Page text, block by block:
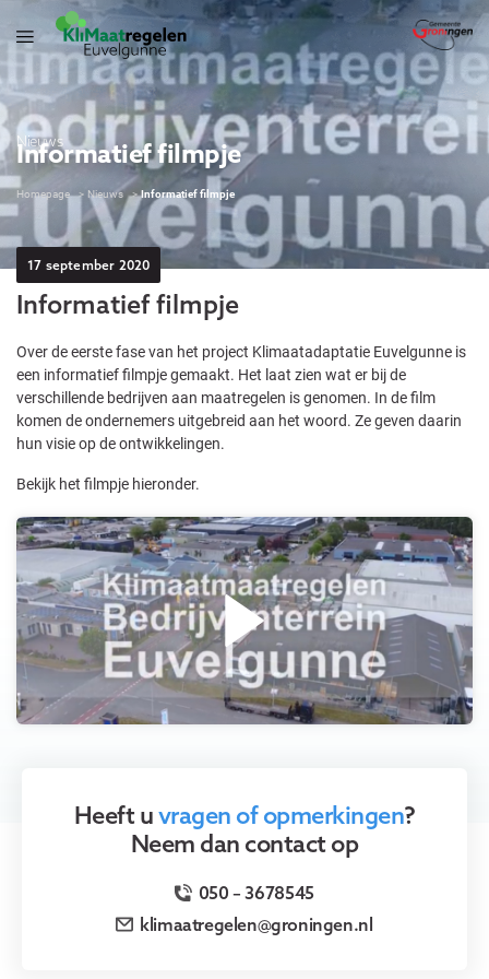
Nieuws
Informatief filmpje
Homepage Nieuws Informatief filmpje
17 september 2020
Informatief filmpje
Over de eerste fase van het project Klimaatadaptatie Euvelgunne is
een informatief filmpje gemaakt. Het laat zien wat er bij de
verschillende bedrijven aan maatregelen is genomen. In de film
komen de ondernemers uitgebreid aan het woord. Ze geven daarin
hun visie op de ontwikkelingen.
Bekijk het filmpje hieronder.
Heeft uvragen of opmerkingen?
Neem dan contact op
050 – 3678545
klimaatregelen@groningen.nl